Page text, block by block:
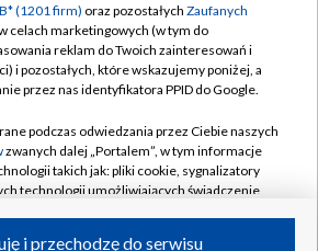
TVP
Cyfrowa
Polityka prywatności
Moje zgody
Pomoc
Kontakt
Kanały
(1201 firm) oraz pozostałych Zaufanych
celach marketingowych (w tym do
reklam do Twoich zainteresowań i
i pozostałych, które wskazujemy poniżej, a
przez nas identyfikatora PPID do Google.
podczas odwiedzania przez Ciebie naszych
zwanych dalej „Portalem”, w tym informacje
takich jak: pliki cookie, sygnalizatory
technologii umożliwiających świadczenie
i przechodzę do serwisu